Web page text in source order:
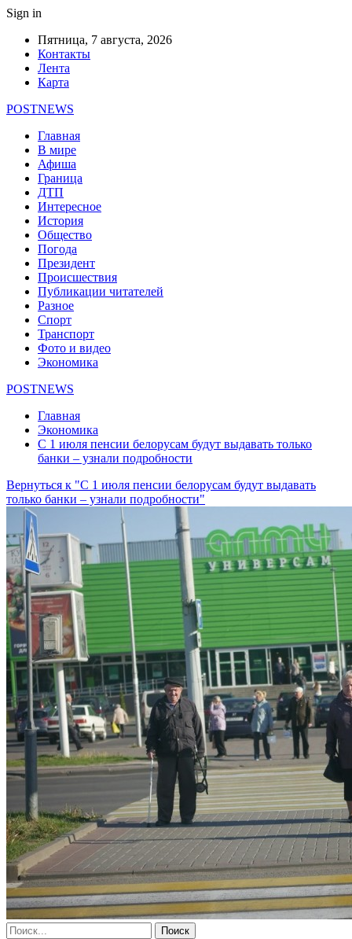
Sign in
Пятница, 7 августа, 2026
Контакты
Лента
Карта
POSTNEWS
Главная
В мире
Афиша
Граница
ДТП
Интересное
История
Общество
Погода
Президент
Происшествия
Публикации читателей
Разное
Спорт
Транспорт
Фото и видео
Экономика
POSTNEWS
Главная
Экономика
С 1 июля пенсии белорусам будут выдавать только
банки – узнали подробности
Вернуться к "С 1 июля пенсии белорусам будут выдавать
только банки – узнали подробности"